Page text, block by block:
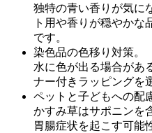
独特の青い香りが気に
ト用や香りが穏やかな
です。
染色品の色移り対策。
水に色が出る場合があ
ナー付きラッピングを
ペットと子どもへの配
かすみ草はサポニンを
胃腸症状を起こす可能